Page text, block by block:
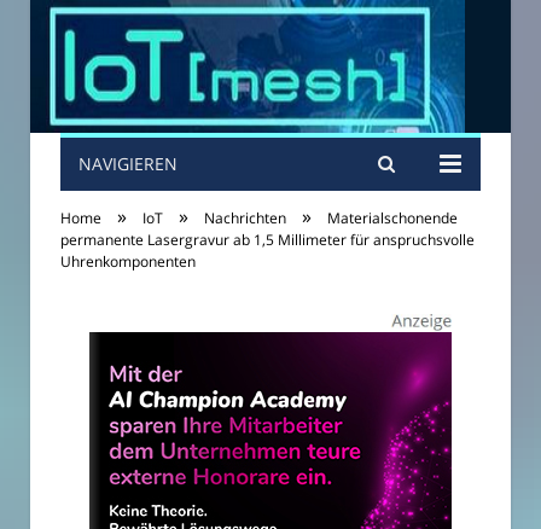
NAVIGIEREN
Home » IoT » Nachrichten »
Materialschonende
permanente Lasergravur ab 1,5 Millimeter für anspruchsvolle
Uhrenkomponenten